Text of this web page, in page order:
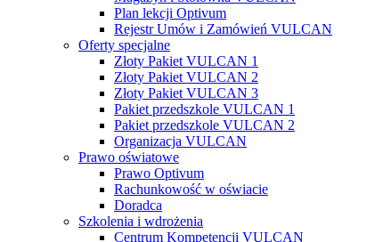
Plan lekcji Optivum
Rejestr Umów i Zamówień VULCAN
Oferty specjalne
Złoty Pakiet VULCAN 1
Złoty Pakiet VULCAN 2
Złoty Pakiet VULCAN 3
Pakiet przedszkole VULCAN 1
Pakiet przedszkole VULCAN 2
Organizacja VULCAN
Prawo oświatowe
Prawo Optivum
Rachunkowość w oświacie
Doradca
Szkolenia i wdrożenia
Centrum Kompetencji VULCAN